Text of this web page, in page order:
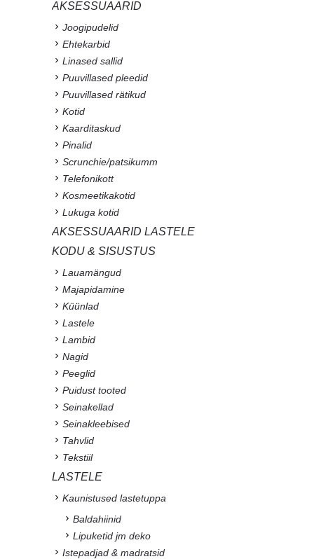
AKSESSUAARID
Joogipudelid
Ehtekarbid
Linased sallid
Puuvillased pleedid
Puuvillased rätikud
Kotid
Kaarditaskud
Pinalid
Scrunchie/patsikumm
Telefonikott
Kosmeetikakotid
Lukuga kotid
AKSESSUAARID LASTELE
KODU & SISUSTUS
Lauamängud
Majapidamine
Küünlad
Lastele
Lambid
Nagid
Peeglid
Puidust tooted
Seinakellad
Seinakleebised
Tahvlid
Tekstiil
LASTELE
Kaunistused lastetuppa
Baldahiinid
Lipuketid jm deko
Istepadjad & madratsid